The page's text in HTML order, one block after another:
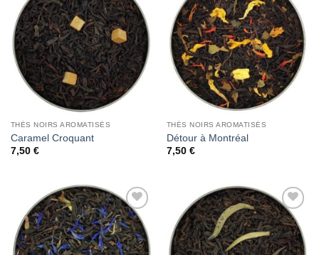
Add to
Wishlist
THÉS NOIRS AROMATISÉS
Caramel Croquant
7,50 €
Add to
Wishlist
THÉS NOIRS AROMATISÉS
Détour à Montréal
7,50 €
Add to
Wishlist
Add to
Wishlist